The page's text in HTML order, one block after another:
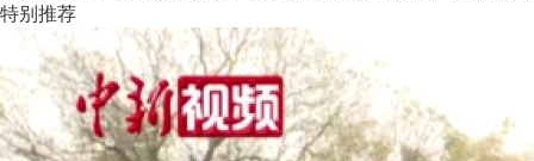
特别推荐